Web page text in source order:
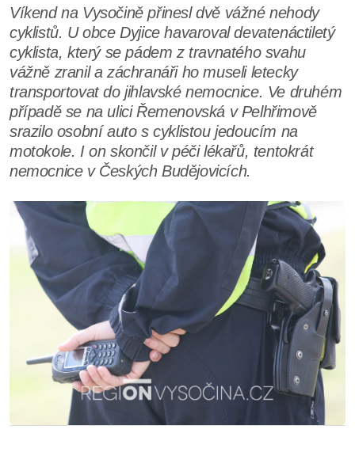
Víkend na Vysočině přinesl dvě vážné nehody
cyklistů. U obce Dyjice havaroval devatenáctiletý
cyklista, který se pádem z travnatého svahu
vážně zranil a záchranáři ho museli letecky
transportovat do jihlavské nemocnice. Ve druhém
případě se na ulici Řemenovská v Pelhřimově
srazilo osobní auto s cyklistou jedoucím na
motokole. I on skončil v péči lékařů, tentokrát
nemocnice v Českých Budějovicích.